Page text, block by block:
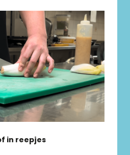
in reepjes